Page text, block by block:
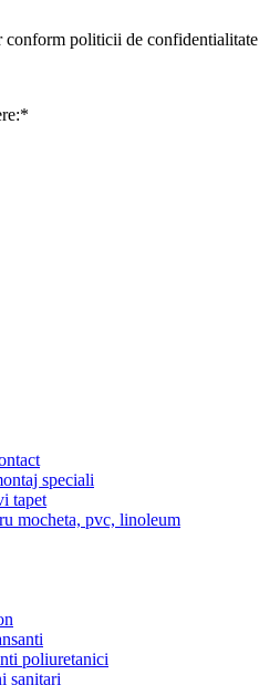
conform politicii de confidentialitate
*
speciali
tapet
mocheta, pvc, linoleum
poliuretanici
sanitari